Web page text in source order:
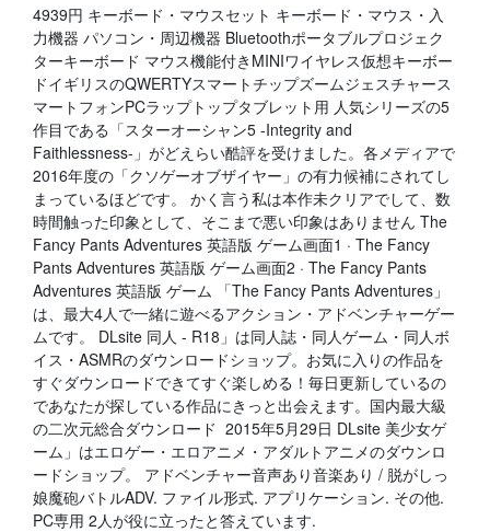
4939円 キーボード・マウスセット キーボード・マウス・入
力機器 パソコン・周辺機器 Bluetoothポータブルプロジェク
ターキーボード マウス機能付きMINIワイヤレス仮想キーボー
ドイギリスのQWERTYスマートチップズームジェスチャース
マートフォンPCラップトップタブレット用 人気シリーズの5
作目である「スターオーシャン5 -Integrity and
Faithlessness-」がどえらい酷評を受けました。各メディアで
2016年度の「クソゲーオブザイヤー」の有力候補にされてし
まっているほどです。 かく言う私は本作未クリアでして、数
時間触った印象として、そこまで悪い印象はありません The
Fancy Pants Adventures 英語版 ゲーム画面1 · The Fancy
Pants Adventures 英語版 ゲーム画面2 · The Fancy Pants
Adventures 英語版 ゲーム 「The Fancy Pants Adventures」
は、最大4人で一緒に遊べるアクション・アドベンチャーゲー
ムです。 DLsite 同人 - R18」は同人誌・同人ゲーム・同人ボ
イス・ASMRのダウンロードショップ。お気に入りの作品を
すぐダウンロードできてすぐ楽しめる！毎日更新しているの
であなたが探している作品にきっと出会えます。国内最大級
の二次元総合ダウンロード 2015年5月29日 DLsite 美少女ゲ
ーム」はエロゲー・エロアニメ・アダルトアニメのダウンロ
ードショップ。 アドベンチャー音声あり音楽あり / 脱がしっ
娘魔砲バトルADV. ファイル形式. アプリケーション. その他.
PC専用 2人が役に立ったと答えています.